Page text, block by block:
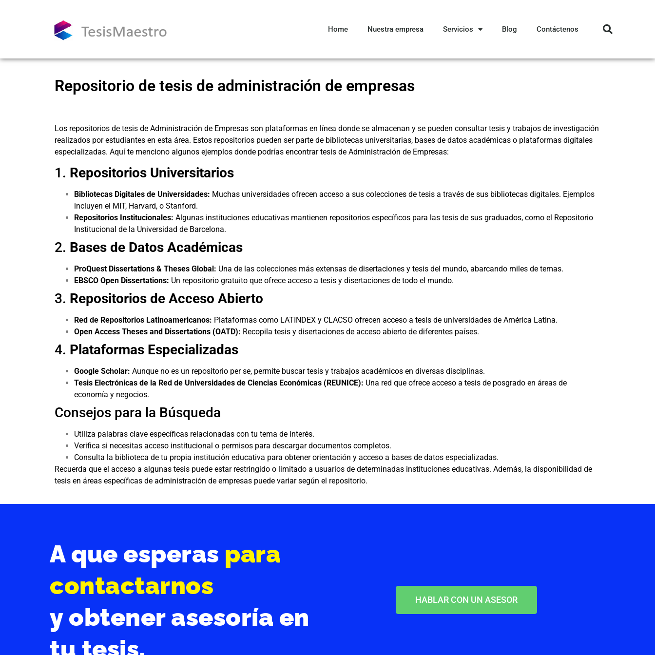
Home Nuestra empresa Servicios Blog Contáctenos
Repositorio de tesis de administración de empresas
Los repositorios de tesis de Administración de Empresas son plataformas en línea donde se almacenan y se pueden consultar tesis y trabajos de investigación
realizados por estudiantes en esta área. Estos repositorios pueden ser parte de bibliotecas universitarias, bases de datos académicas o plataformas digitales
especializadas. Aquí te menciono algunos ejemplos donde podrías encontrar tesis de Administración de Empresas:
1. Repositorios Universitarios
Bibliotecas Digitales de Universidades: Muchas universidades ofrecen acceso a sus colecciones de tesis a través de sus bibliotecas digitales. Ejemplos
incluyen el MIT, Harvard, o Stanford.
Repositorios Institucionales: Algunas instituciones educativas mantienen repositorios específicos para las tesis de sus graduados, como el Repositorio
Institucional de la Universidad de Barcelona.
2. Bases de Datos Académicas
ProQuest Dissertations & Theses Global: Una de las colecciones más extensas de disertaciones y tesis del mundo, abarcando miles de temas.
EBSCO Open Dissertations: Un repositorio gratuito que ofrece acceso a tesis y disertaciones de todo el mundo.
3. Repositorios de Acceso Abierto
Red de Repositorios Latinoamericanos: Plataformas como LATINDEX y CLACSO ofrecen acceso a tesis de universidades de América Latina.
Open Access Theses and Dissertations (OATD): Recopila tesis y disertaciones de acceso abierto de diferentes países.
4. Plataformas Especializadas
Google Scholar: Aunque no es un repositorio per se, permite buscar tesis y trabajos académicos en diversas disciplinas.
Tesis Electrónicas de la Red de Universidades de Ciencias Económicas (REUNICE): Una red que ofrece acceso a tesis de posgrado en áreas de
economía y negocios.
Consejos para la Búsqueda
Utiliza palabras clave específicas relacionadas con tu tema de interés.
Verifica si necesitas acceso institucional o permisos para descargar documentos completos.
Consulta la biblioteca de tu propia institución educativa para obtener orientación y acceso a bases de datos especializadas.
Recuerda que el acceso a algunas tesis puede estar restringido o limitado a usuarios de determinadas instituciones educativas. Además, la disponibilidad de
tesis en áreas específicas de administración de empresas puede variar según el repositorio.
A que esperas para
contactarnos
y obtener asesoría en
tu tesis.
HABLAR CON UN ASESOR